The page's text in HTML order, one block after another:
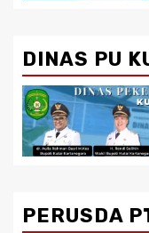
DINAS PU
PERUSDA